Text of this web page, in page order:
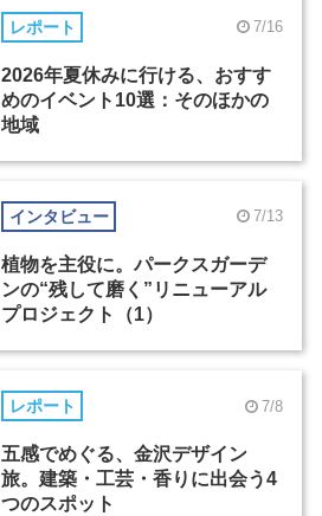
レポート 7/16
2026年夏休みに行ける、おすす
めのイベント10選：そのほかの
地域
インタビュー 7/13
植物を主役に。パークスガーデ
ンの“残して磨く”リニューアル
プロジェクト（1）
レポート 7/8
五感でめぐる、金沢デザイン
旅。建築・工芸・香りに出会う4
つのスポット